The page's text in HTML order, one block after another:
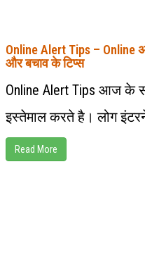
Online Alert Tips – Online
और बचाव के टिप्स
Online Alert Tips आज के
इस्तेमाल करते है। लोग
Read More